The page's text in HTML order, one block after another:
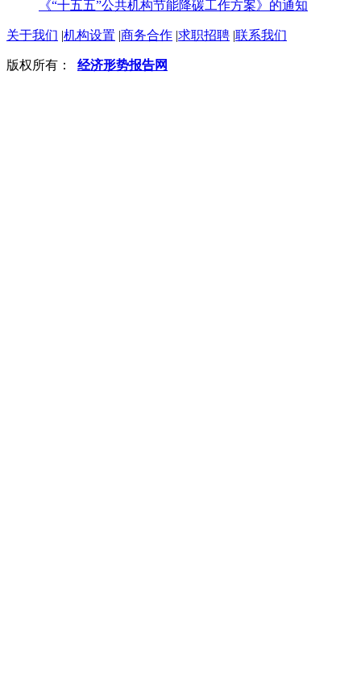
《“十五五”公共机构节能降碳工作方案》的通知
关于我们 |机构设置 |商务合作 |求职招聘 |联系我们
版权所有： 经济形势报告网